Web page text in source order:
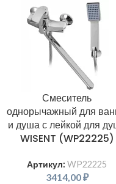
Смеситель
однорычажный для
и душа с лейкой для
WISENT (WP22225)
Артикул: WP22225
3414,00₽